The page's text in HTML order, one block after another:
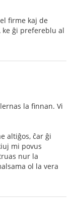
firme kaj de
ke ĝi prefereblu al
la finnan. Vi
altiĝos, ĉar ĝi
mi povus
nur la
ol la vera